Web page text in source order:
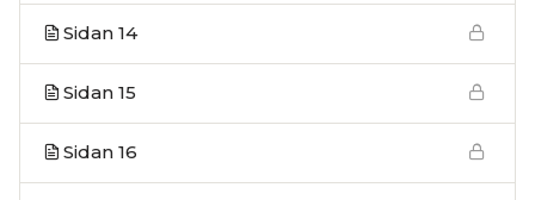
Sidan 14
Sidan 15
Sidan 16